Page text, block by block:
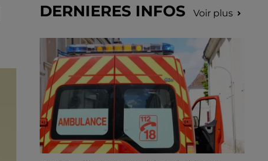
DERNIERES INFOS Voir plus